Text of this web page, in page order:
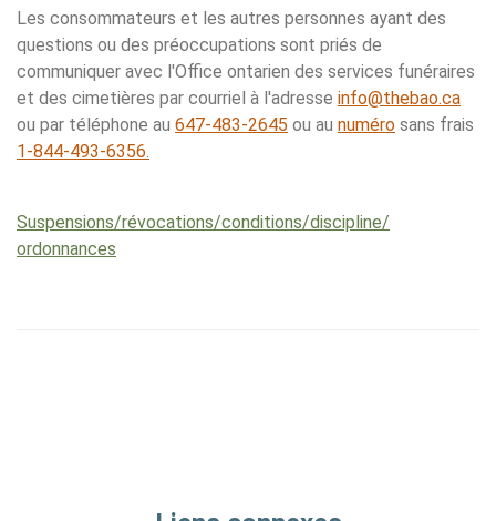
Les consommateurs et les autres personnes ayant des
questions ou des préoccupations sont priés de
communiquer avec l'Office ontarien des services funéraires
et des cimetières par courriel à l'adresse info@thebao.ca
ou par téléphone au 647-483-2645 ou au numéro sans frais
1-844-493-6356.
Suspensions/​révocations/​conditions/​discipline/​
ordonnances